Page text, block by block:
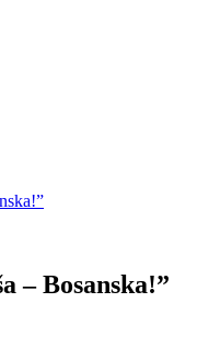
– Bosanska!”